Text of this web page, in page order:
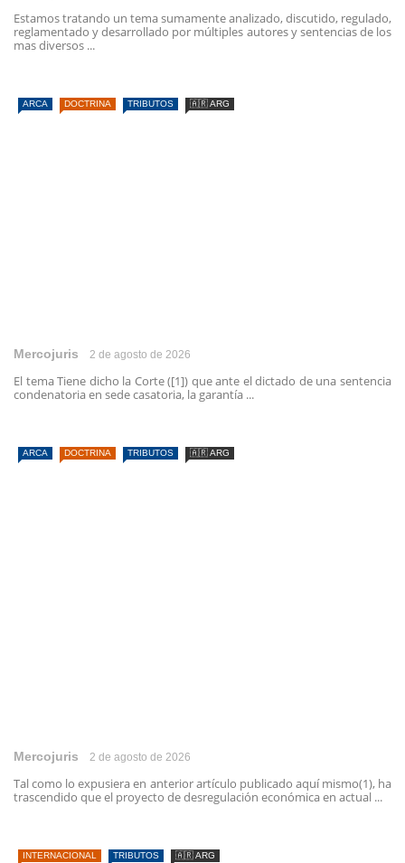
Estamos tratando un tema sumamente analizado, discutido, regulado,
reglamentado y desarrollado por múltiples autores y sentencias de los
mas diversos ...
ARCA DOCTRINA TRIBUTOS 🇦🇷 ARG
Mercojuris 2 de agosto de 2026
El tema Tiene dicho la Corte ([1]) que ante el dictado de una sentencia
condenatoria en sede casatoria, la garantía ...
ARCA DOCTRINA TRIBUTOS 🇦🇷 ARG
Mercojuris 2 de agosto de 2026
Tal como lo expusiera en anterior artículo publicado aquí mismo(1), ha
trascendido que el proyecto de desregulación económica en actual ...
INTERNACIONAL TRIBUTOS 🇦🇷 ARG